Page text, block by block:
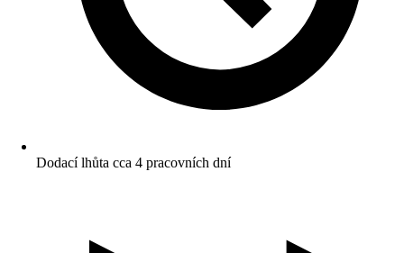
Dodací lhůta cca 4 pracovních dní